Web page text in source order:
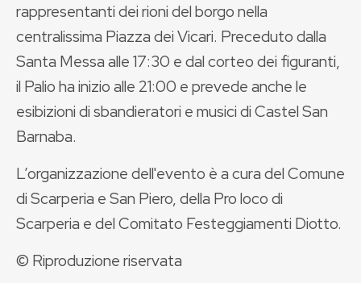
rappresentanti dei rioni del borgo nella
centralissima Piazza dei Vicari. Preceduto dalla
Santa Messa alle 17:30 e dal corteo dei figuranti,
il Palio ha inizio alle 21:00 e prevede anche le
esibizioni di sbandieratori e musici di Castel San
Barnaba.
L’organizzazione dell'evento è a cura del Comune
di Scarperia e San Piero, della Pro loco di
Scarperia e del Comitato Festeggiamenti Diotto.
© Riproduzione riservata